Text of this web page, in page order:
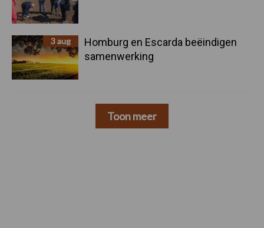
3 aug
Homburg en Escarda beëindigen
samenwerking
Toon meer